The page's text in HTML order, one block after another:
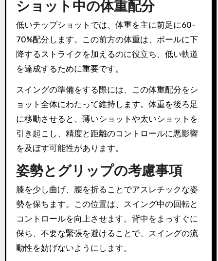
ショット中の体重配分
低いチップショットでは、体重を主に前足に60-
70%配分します。この前方の体重は、ボールに下
降するストライクを加えるのに役立ち、低い軌道
を達成するために重要です。
スイングの準備をする際には、この体重配分をシ
ョット全体にわたって維持します。体重を後ろ足
に移動させると、薄いショットや太いショットを
引き起こし、精度と距離のコントロールに悪影響
を及ぼす可能性があります。
姿勢とグリップの考慮事項
膝を少し曲げ、腰を折ることでアスレチックな姿
勢を保ちます。この位置は、スイング中の回転と
コントロールを向上させます。背中をまっすぐに
保ち、不要な緊張を避けることで、スイングの流
動性を妨げないようにします。